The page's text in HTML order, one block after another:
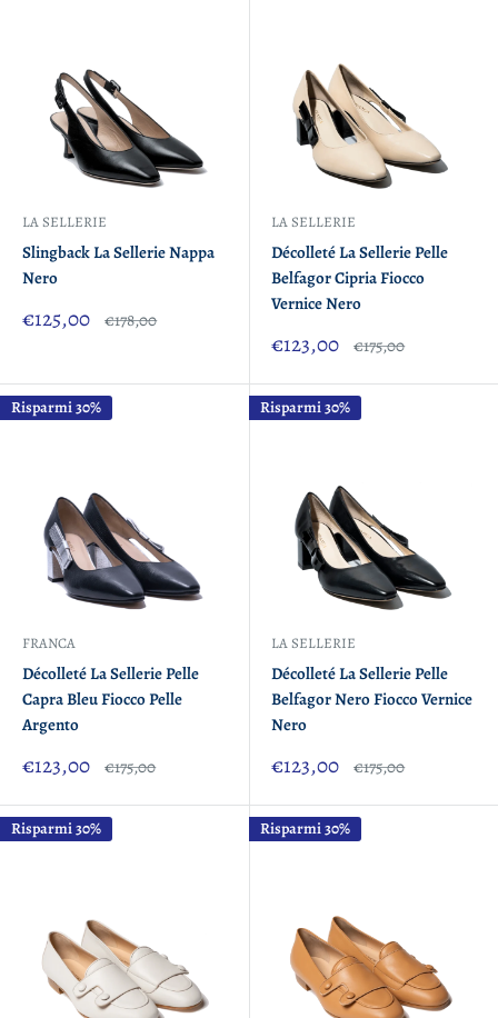
LA SELLERIE
Slingback La Sellerie Nappa
Nero
Prezzo
scontato
€125,00 Prezzo
€178,00
LA SELLERIE
Décolleté La Sellerie Pelle
Belfagor Cipria Fiocco
Vernice Nero
Prezzo
scontato
€123,00 Prezzo
€175,00
Risparmi 30%
FRANCA
Décolleté La Sellerie Pelle
Capra Bleu Fiocco Pelle
Argento
Prezzo
scontato
€123,00 Prezzo
€175,00
Risparmi 30%
LA SELLERIE
Décolleté La Sellerie Pelle
Belfagor Nero Fiocco Vernice
Nero
Prezzo
scontato
€123,00 Prezzo
€175,00
Risparmi 30% Risparmi 30%